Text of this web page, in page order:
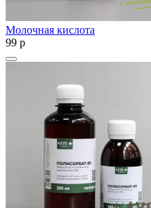
Молочная кислота
99 p